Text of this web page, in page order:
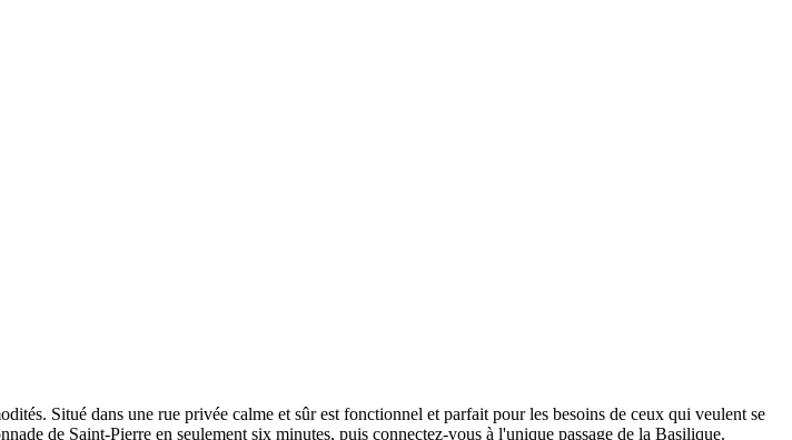
Situé dans une rue privée calme et sûr est fonctionnel et parfait pour les besoins de ceux qui veulent se
de Saint-Pierre en seulement six minutes, puis connectez-vous à l'unique passage de la Basilique.